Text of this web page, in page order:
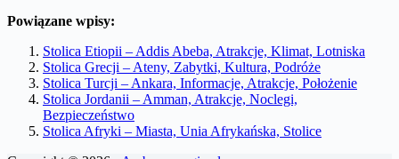
Powiązane wpisy:
Stolica Etiopii – Addis Abeba, Atrakcje, Klimat, Lotniska
Stolica Grecji – Ateny, Zabytki, Kultura, Podróże
Stolica Turcji – Ankara, Informacje, Atrakcje, Położenie
Stolica Jordanii – Amman, Atrakcje, Noclegi,
Bezpieczeństwo
Stolica Afryki – Miasta, Unia Afrykańska, Stolice